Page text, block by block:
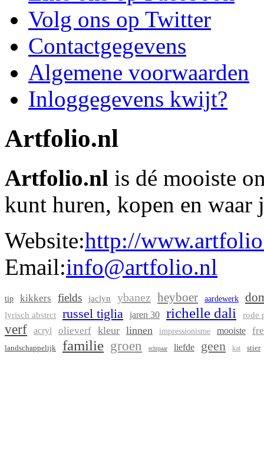
Volg ons op Twitter
Contactgegevens
Algemene voorwaarden
Inloggegevens kwijt?
Artfolio.nl
Artfolio.nl is dé mooiste
kunt huren, kopen en waar
Website:http://
Email:info@artfolio.nl
tip kikkers fields jaclyn ybanez heyboer aardewerk
lyrisch abstrct russel tiglia jaren 30 richelle dali rode
verf acryl olieverf kleur linnen impressionisme mooiste
landschappelijk familie groen echtpaar liefde geen kat stier